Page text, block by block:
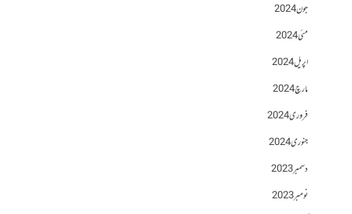
جون 2024
مئی 2024
اپریل 2024
مارچ 2024
فروری 2024
جنوری 2024
دسمبر 2023
نومبر 2023